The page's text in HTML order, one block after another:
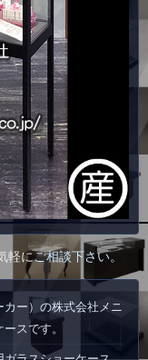
軽にご相談下さい。
ー）の株式会社メニ
スです。